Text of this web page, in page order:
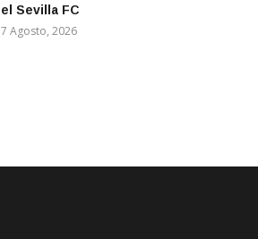
el Sevilla FC
7 Agosto, 2026